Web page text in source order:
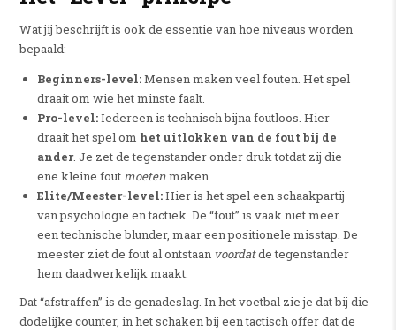
Wat jij beschrijft is ook de essentie van hoe niveaus worden
bepaald:
Beginners-level:Mensen maken veel fouten. Het spel
draait om wie het minste faalt.
Pro-level:Iedereen is technisch bijna foutloos. Hier
draait het spel om het uitlokken van de fout bij de
ander. Je zet de tegenstander onder druk totdat zij die
ene kleine foutmoetenmaken.
Elite/Meester-level:Hier is het spel een schaakpartij
van psychologie en tactiek. De “fout” is vaak niet meer
een technische blunder, maar een positionele misstap. De
meester ziet de fout al ontstaan voordatde tegenstander
hem daadwerkelijk maakt.
Dat “afstraffen” is de genadeslag. In het voetbal zie je dat bij die
dodelijke counter, in het schaken bij een tactisch offer dat de